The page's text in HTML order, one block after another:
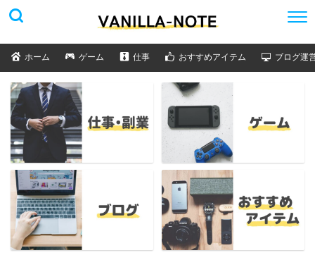
ホーム ゲーム 仕事 おすすめアイテム ブログ運